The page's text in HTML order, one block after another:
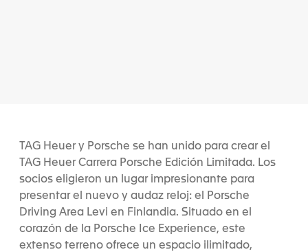
TAG Heuer y Porsche se han unido para crear el
TAG Heuer Carrera Porsche Edición Limitada. Los
socios eligieron un lugar impresionante para
presentar el nuevo y audaz reloj: el Porsche
Driving Area Levi en Finlandia. Situado en el
corazón de la Porsche Ice Experience, este
extenso terreno ofrece un espacio ilimitado,